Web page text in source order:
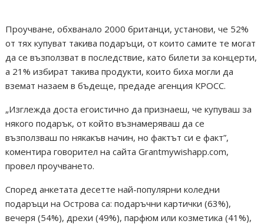
Проучване, обхванало 2000 британци, установи, че 52%
от тях купуват такива подаръци, от които самите те могат
да се възползват в последствие, като билети за концерти,
а 21% избират такива продукти, които биха могли да
вземат назаем в бъдеще, предаде агенция КРОСС.
„Изглежда доста егоистично да признаеш, че купуваш за
някого подарък, от който възнамеряваш да се
възползваш по някакъв начин, но фактът си е факт”,
коментира говорител на сайта Grantmywishapp.com,
провел проучването.
Според анкетата десетте най-популярни коледни
подаръци на Острова са: подаръчни картички (63%),
вечеря (54%), дрехи (49%), парфюм или козметика (41%),